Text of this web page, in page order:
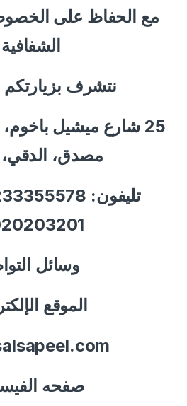
مع الحفاظ على
نتشرف
25 شارع ميشيل
مصدق، الدقي،
تليفون: 0233355578 | موبايل:
وسائل
الموقع
صفحه